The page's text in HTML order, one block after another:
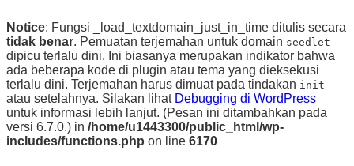
Notice: Fungsi _load_textdomain_just_in_time ditulis secara
tidak benar. Pemuatan terjemahan untuk domain seedlet
dipicu terlalu dini. Ini biasanya merupakan indikator bahwa
ada beberapa kode di plugin atau tema yang dieksekusi
terlalu dini. Terjemahan harus dimuat pada tindakan init
atau setelahnya. Silakan lihat Debugging di WordPress
untuk informasi lebih lanjut. (Pesan ini ditambahkan pada
versi 6.7.0.) in /home/u1443300/public_html/wp-
includes/functions.php on line 6170